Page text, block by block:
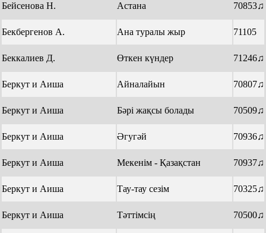
Бейсенова Н. Астана 70853♫
Бекбергенов А. Ана туралы жыр 71105
Беккалиев Д. Өткен күндер 71246♫
Беркут и Аиша Айналайын 70807♫
Беркут и Аиша Бәрі жақсы болады 70509♫
Беркут и Аиша Әгугәй 70936♫
Беркут и Аиша Мекенім - Қазақстан 70937♫
Беркут и Аиша Тау-тау сезім 70325♫
Беркут и Аиша Тәттімсің 70500♫